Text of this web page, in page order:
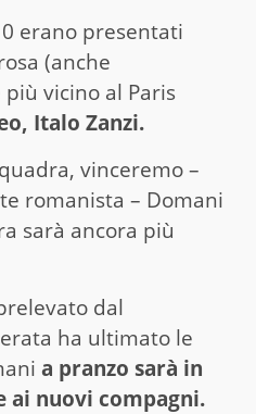
erano presentati
(anche
vicino al Paris
Italo Zanzi.
vinceremo –
romanista – Domani
sarà ancora più
dal
ha ultimato le
a pranzo sarà in
ai nuovi compagni.